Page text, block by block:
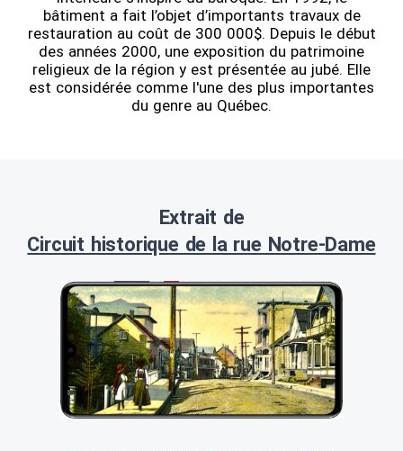
bâtiment a fait l’objet d’importants travaux de
restauration au coût de 300 000$. Depuis le début
des années 2000, une exposition du patrimoine
religieux de la région y est présentée au jubé. Elle
est considérée comme l'une des plus importantes
du genre au Québec.
Extrait de
Circuit historique de la rue Notre-Dame